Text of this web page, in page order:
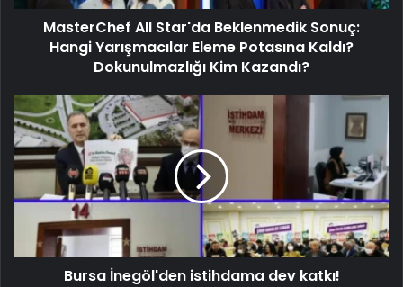
MasterChef All Star'da Beklenmedik Sonuç:
Hangi Yarışmacılar Eleme Potasına Kaldı?
Dokunulmazlığı Kim Kazandı?
Bursa İnegöl'den istihdama dev katkı!